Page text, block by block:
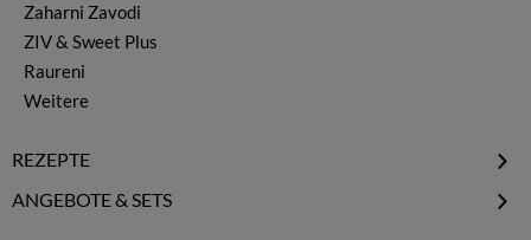
Zaharni Zavodi
ZIV & Sweet Plus
Raureni
Weitere
REZEPTE
Schopska-Salat
ANGEBOTE & SETS